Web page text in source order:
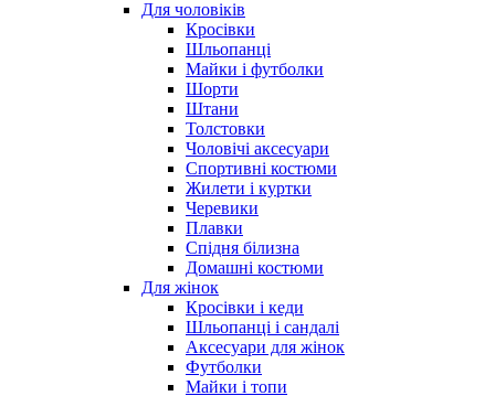
Для чоловіків
Кросівки
Шльопанці
Майки і футболки
Шорти
Штани
Толстовки
Чоловічі аксесуари
Спортивні костюми
Жилети і куртки
Черевики
Плавки
Спідня білизна
Домашні костюми
Для жінок
Кросівки і кеди
Шльопанці і сандалі
Аксесуари для жінок
Футболки
Майки і топи